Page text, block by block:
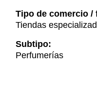
Tipo de comercio /
Tiendas
Subtipo:
Perfumerías